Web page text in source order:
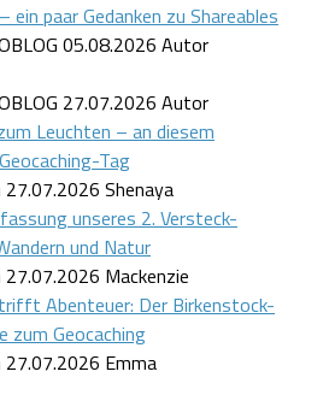
ein paar Gedanken zu Shareables
05.08.2026 Autor
27.07.2026 Autor
Leuchten – an diesem
Tag
27.07.2026 Shenaya
unseres 2. Versteck-
und Natur
27.07.2026 Mackenzie
Abenteuer: Der Birkenstock-
zum Geocaching
27.07.2026 Emma